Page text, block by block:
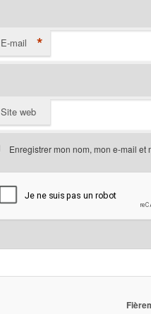
E-mail *
Site web
Enregistrer mon nom, mon e-mail